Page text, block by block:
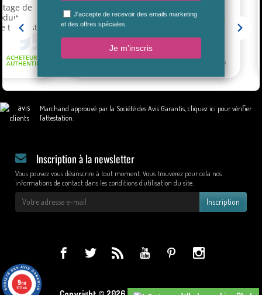
Marchand approuvé par la Société des Avis Garantis, cliquez ici pour vérifier
l'attestation
Inscription à la newsletter
Vous pouvez vous désinscrire à tout moment. Vous trouverez pour cela nos
informations de contact dans les conditions d'utilisation du site.
Inscription
9/10
1017 avis